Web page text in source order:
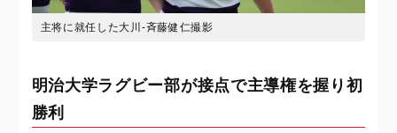
主将に就任した大川‐斉藤健仁撮影
明治大学ラグビー部が接点で主導権を握り初
勝利